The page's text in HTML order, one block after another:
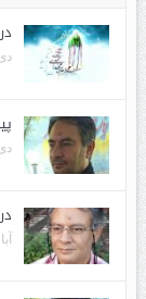
دی ۲۱,
دی ۰۶,
آبان